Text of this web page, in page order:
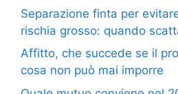
Separazione finta per
rischia grosso: quando
Affitto, che succede se il
cosa non può mai imporre